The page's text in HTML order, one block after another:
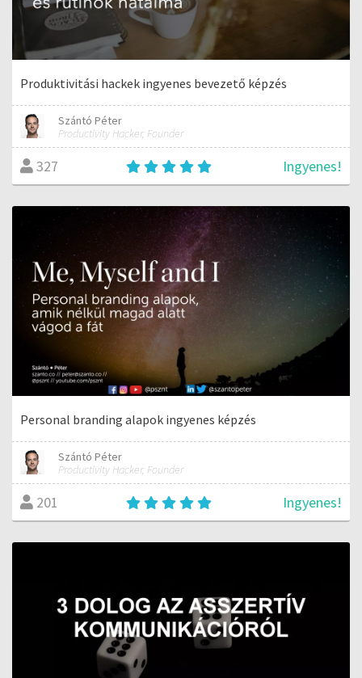
Produktivitási hackek ingyenes bevezető képzés
Szántó Péter
Productivity Hacker, Founder
327 Ingyenes!
Personal branding alapok ingyenes képzés
Szántó Péter
Productivity Hacker, Founder
201 Ingyenes!